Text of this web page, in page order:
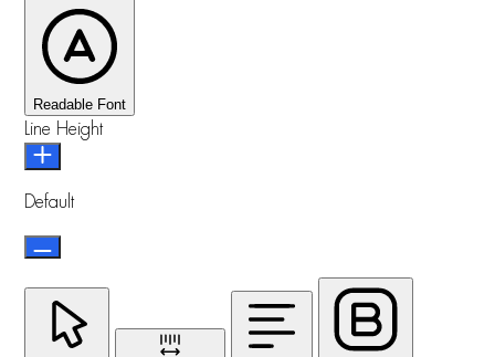
Readable Font
Line Height
Default